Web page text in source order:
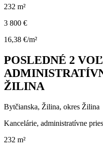
232 m²
3 800 €
16,38 €/m²
POSLEDNÉ 2
ŽILINA
Bytčianska, Žilina, okres Žilina
Kancelárie, administratívne
232 m²